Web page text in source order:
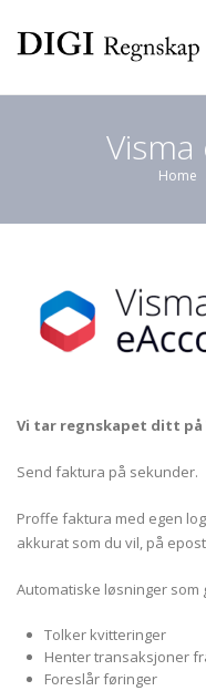
content
regnskap
Vi tar regnskapet ditt på
Send faktura på sekunder.
Proffe faktura med egen
akkurat som du vil, på
Automatiske løsninger som
Tolker kvitteringer
Henter transaksjoner
Foreslår føringer